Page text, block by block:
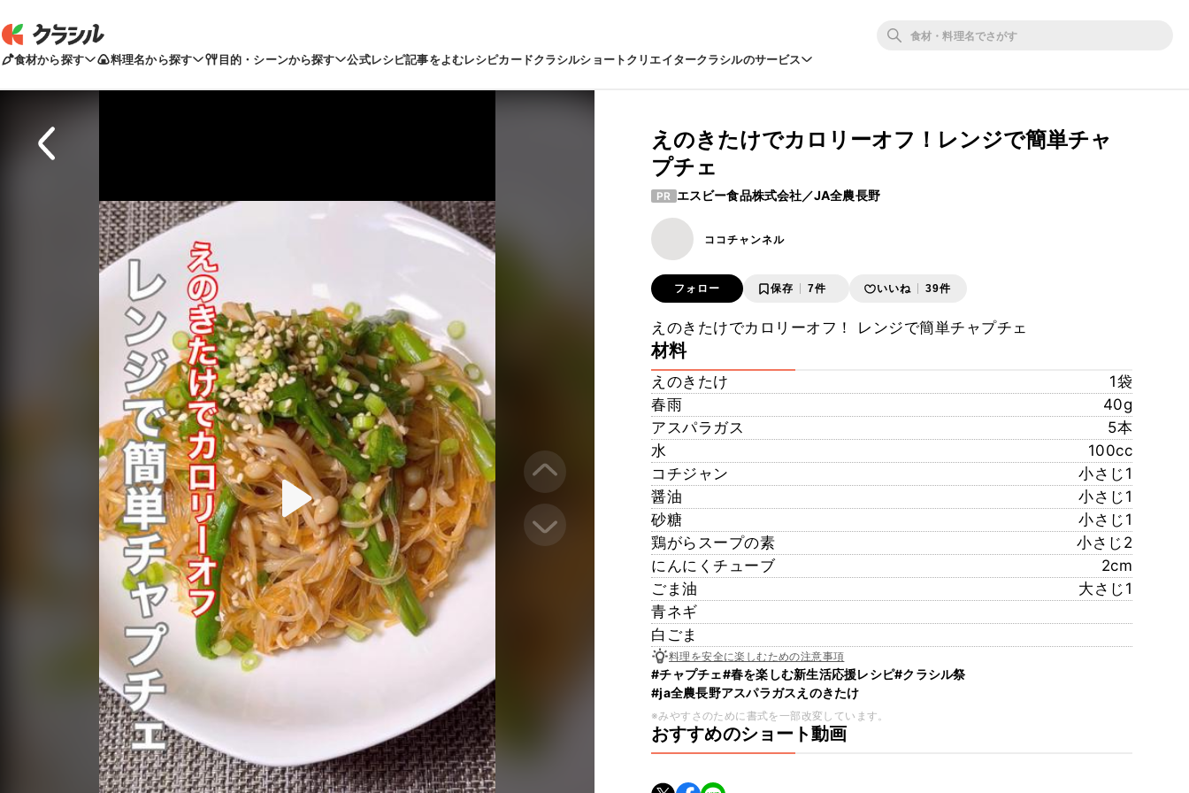
食材から探す 料理名から探す 目的・シーンから探す 公式レシピ記事をよむレシピカードクラシルショートクリエイタークラシルのサービス
えのきたけでカロリーオフ！レンジで簡単チャ
プチェ
PR エスビー食品株式会社／JA全農長野
ココチャンネル
フォロー 保存 7件 いいね 39件
えのきたけでカロリーオフ！ レンジで簡単チャプチェ
材料
えのきたけ
1袋
春雨
40g
アスパラガス
5本
水
100cc
コチジャン
小さじ1
醤油
小さじ1
砂糖
小さじ1
鶏がらスープの素
小さじ2
にんにくチューブ
2cm
ごま油
大さじ1
青ネギ
白ごま
料理を安全に楽しむための注意事項
#チャプチェ#春を楽しむ新生活応援レシピ#クラシル祭
#ja全農長野アスパラガスえのきたけ
※みやすさのために書式を一部改変しています。
おすすめのショート動画